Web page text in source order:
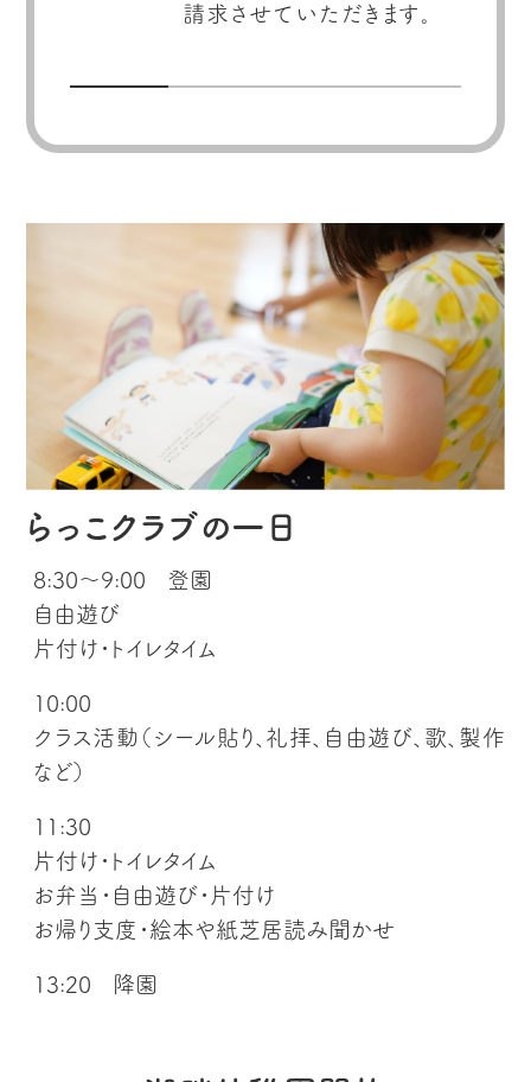
請求させていただきます｡
らっこクラブの一日
8:30〜9:00 登園
自由遊び
片付け・トイレタイム
10:00
クラス活動（シール貼り、礼拝、自由遊び、歌、製作
など）
11:30
片付け・トイレタイム
お弁当・自由遊び・片付け
お帰り支度・絵本や紙芝居読み聞かせ
13:20 降園